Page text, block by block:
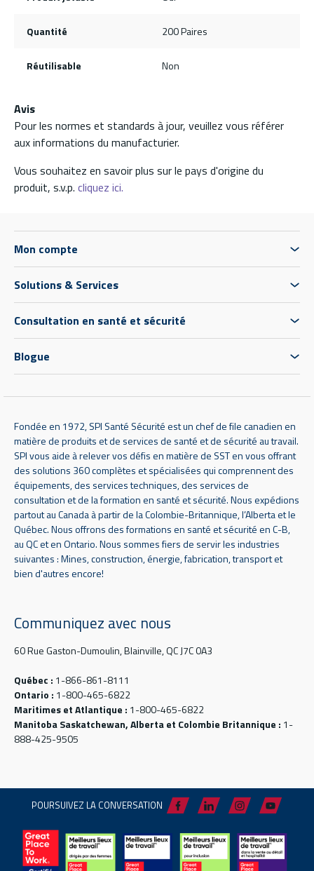
Quantité 200 Paires
Réutilisable Non
Avis
Pour les normes et standards à jour, veuillez vous référer
aux informations du manufacturier.
Vous souhaitez en savoir plus sur le pays d'origine du
produit, s.v.p. cliquez ici.
Mon compte
Solutions & Services
Consultation en santé et sécurité
Blogue
Fondée en 1972, SPI Santé Sécurité est un chef de file canadien en
matière de produits et de services de santé et de sécurité au travail.
SPI vous aide à relever vos défis en matière de SST en vous offrant
des solutions 360 complètes et spécialisées qui comprennent des
équipements, des services techniques, des services de
consultation et de la formation en santé et sécurité. Nous expédions
partout au Canada à partir de la Colombie-Britannique, l’Alberta et le
Québec. Nous offrons des formations en santé et sécurité en C-B,
au QC et en Ontario. Nous sommes fiers de servir les industries
suivantes : Mines, construction, énergie, fabrication, transport et
bien d'autres encore!
Communiquez avec nous
60 Rue Gaston-Dumoulin, Blainville, QC J7C 0A3
Québec : 1-866-861-8111
Ontario : 1-800-465-6822
Maritimes et Atlantique : 1-800-465-6822
Manitoba Saskatchewan, Alberta et Colombie Britannique : 1-
888-425-9505
POURSUIVEZ LA CONVERSATION